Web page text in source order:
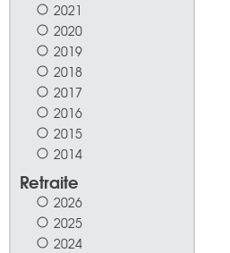
2021
2020
2019
2018
2017
2016
2015
2014
Retraite
2026
2025
2024